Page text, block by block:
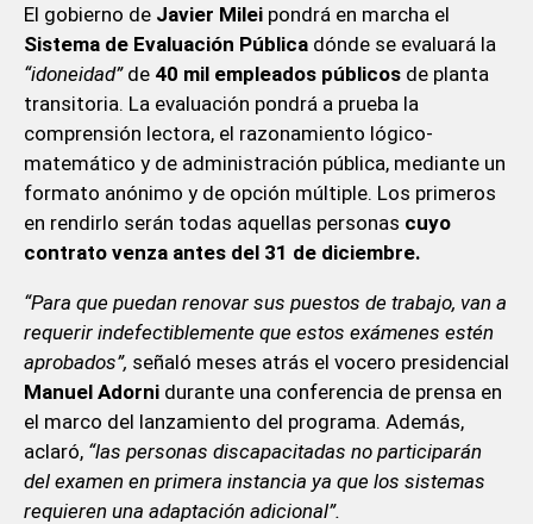
El gobierno de Javier Mileipondrá en marcha el
Sistema de Evaluación Públicadónde se evaluará la
“idoneidad”de 40 mil empleados públicosde planta
transitoria. La evaluación pondrá a prueba la
comprensión lectora, el razonamiento lógico-
matemático y de administración pública, mediante un
formato anónimo y de opción múltiple. Los primeros
en rendirlo serán todas aquellas personas cuyo
contrato venza antes del 31 de diciembre.
“Para que puedan renovar sus puestos de trabajo, van a
requerir indefectiblemente que estos exámenes estén
aprobados”, señaló meses atrás el vocero presidencial
Manuel Adornidurante una conferencia de prensa en
el marco del lanzamiento del programa. Además,
aclaró, “las personas discapacitadas no participarán
del examen en primera instancia ya que los sistemas
requieren una adaptación adicional”.